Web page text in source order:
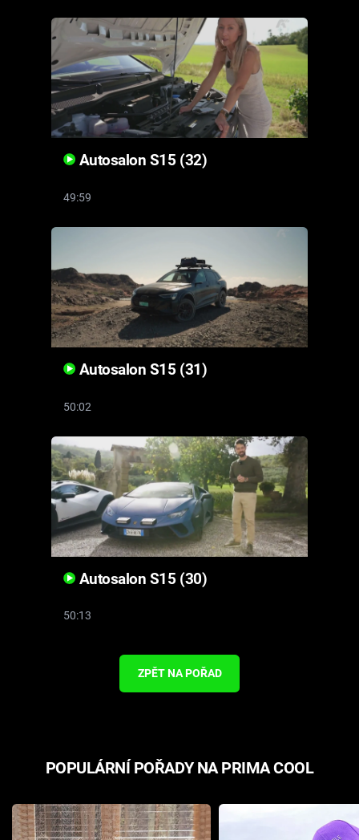
Autosalon S15 (32)
49:59
Autosalon S15 (31)
50:02
Autosalon S15 (30)
50:13
ZPĚT NA POŘAD
POPULÁRNÍ POŘADY NA PRIMA COOL